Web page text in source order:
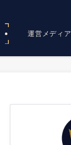
運営メディア